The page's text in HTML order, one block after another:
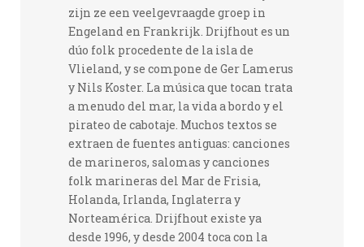
zijn ze een veelgevraagde groep in
Engeland en Frankrijk. Drijfhout es un
dúo folk procedente de la isla de
Vlieland, y se compone de Ger Lamerus
y Nils Koster. La música que tocan trata
a menudo del mar, la vida a bordo y el
pirateo de cabotaje. Muchos textos se
extraen de fuentes antiguas: canciones
de marineros, salomas y canciones
folk marineras del Mar de Frisia,
Holanda, Irlanda, Inglaterra y
Norteamérica. Drijfhout existe ya
desde 1996, y desde 2004 toca con la